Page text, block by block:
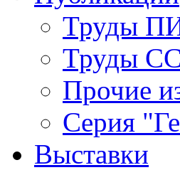
Труды
Труды
Прочие
Серия
Выставки